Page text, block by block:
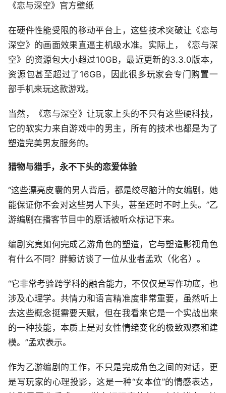
《恋与深空》官方壁纸
在硬件性能受限的移动平台上，这些技术突破让《恋与
深空》的画面效果直逼主机级水准。实际上，《恋与深
空》的资源包大小超过10GB，最近更新的3.3.0版本，
资源包甚至超过了16GB，因此很多玩家会专门购置一
部手机来玩这款游戏。
当然，《恋与深空》让玩家上头的不只有这些硬科技，
它的软实力来自游戏中的男主，所有的技术也都是为了
塑造完美男友服务的。
猎物与猎手，永不下头的恋爱体验
“这些漂亮皮囊的男人背后，都是绞尽脑汁的女编剧，她
能保证你不会对这些男人下头，甚至还时不时上头。”乙
游编剧在播客节目中的原话被听众标记下来。
编剧究竟如何完成乙游角色的塑造，它与塑造影视角色
有什么不同？胖鲸访谈了一位从业者孟欢（化名）。
“它非常考验跨学科的融合能力，不仅仅是写作功底，也
涉及心理学。共情力和语言精准度非常重要，虽然听上
去这些概念挺需要天赋，但在我看来它是一个实战出来
的一种技能，本质上是对女性情绪变化的极致观察和建
模。”孟欢表示。
作为乙游编剧的工作，不只是完成角色之间的对话，更
是写玩家的心理投影，这是一种“女本位”的情感表达，